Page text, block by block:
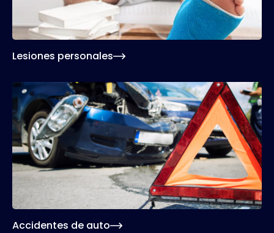
Lesiones personales
Los accidentes de auto pueden resultar
traumáticos tanto para su salud como para su
economía. Por eso nuestros abogados de
accidentes lucharán para conseguir una
compensación justa que incluya sus ingresos
perdidos en el trabajo.
Accidentes de auto